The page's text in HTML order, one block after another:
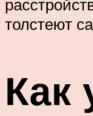
толстеют
Как